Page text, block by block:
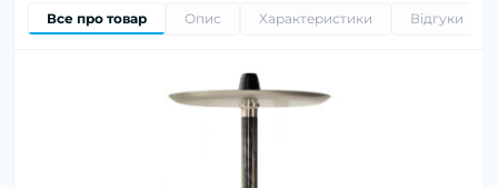
Все про товар Опис Характеристики Відгуки